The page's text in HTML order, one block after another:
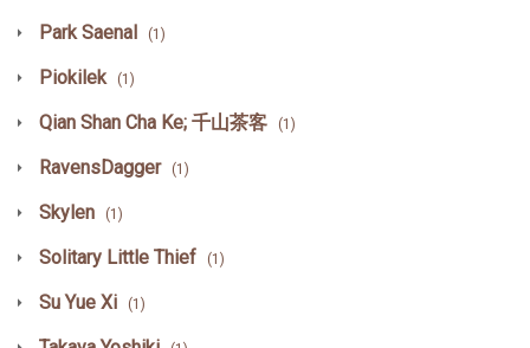
Park Saenal (1)
Piokilek (1)
Qian Shan Cha Ke; 千山茶客 (1)
RavensDagger (1)
Skylen (1)
Solitary Little Thief (1)
Su Yue Xi (1)